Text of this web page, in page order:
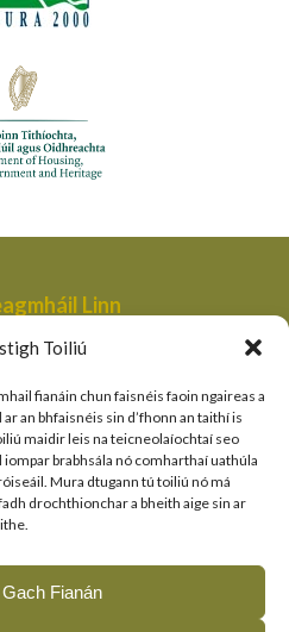
Toiliú
fianáin chun faisnéis faoin ngaireas a
an bhfaisnéis sin d’fhonn an taithí is
maidir leis na teicneolaíochtaí seo
brabhsála nó comharthaí uathúla
Mura dtugann tú toiliú nó má
drochthionchar a bheith aige sin ar
Fianán
Linn
na dTailte Móna,
Áitiúil agus Oidhreachta,
Bhaile Nua,
Garman,
Thapa
Áitiúil agus Oidhreachta
Náisiúnta agus Fiadhúlra
LIFE an AE